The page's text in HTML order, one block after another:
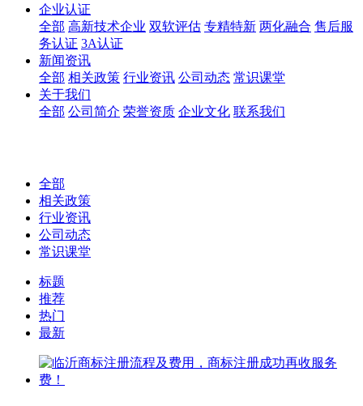
企业认证
全部 高新技术企业 双软评估 专精特新 两化融合 售后服
务认证 3A认证
新闻资讯
全部 相关政策 行业资讯 公司动态 常识课堂
关于我们
全部 公司简介 荣誉资质 企业文化 联系我们
全部
相关政策
行业资讯
公司动态
常识课堂
标题
推荐
热门
最新